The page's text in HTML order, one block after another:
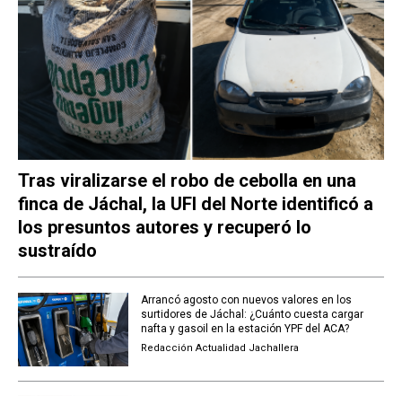
Tras viralizarse el robo de cebolla en una
finca de Jáchal, la UFI del Norte identificó a
los presuntos autores y recuperó lo
sustraído
Arrancó agosto con nuevos valores en los
surtidores de Jáchal: ¿Cuánto cuesta cargar
nafta y gasoil en la estación YPF del ACA?
Redacción Actualidad Jachallera